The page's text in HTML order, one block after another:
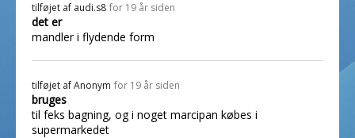
tilføjet af audi.s8 for 19 år siden
det er
mandler i flydende form
tilføjet afAnonym for 19 år siden
bruges
til feks bagning, og i noget marcipan købes i
supermarkedet